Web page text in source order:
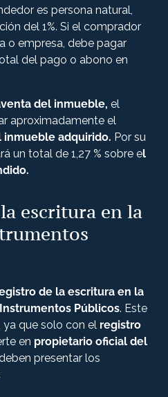
es persona natural,
del 1%. Si el comprador
o empresa, debe pagar
del pago o abono en
del inmueble, el
aproximadamente el
inmueble adquirido. Por su
un total de 1,27 % sobre el
escritura en la
de la escritura en la
Públicos. Este
que solo con el registro
en propietario oficial del
presentar los